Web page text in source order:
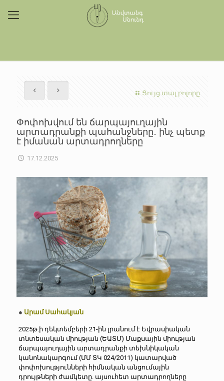
Ցույց տալ բոլորը
Փոփոխվում են ճարպայուղային
արտադրանքի պահանջները․ ինչ պետք
է իմանան արտադրողները
17.12.2025
● Արամ Սահակյան
2025թ.ի դեկտեմբերի 21-ին լրանում է Եվրասիական
տնտեսական միության (ԵԱՏՄ) Մաքսային միության
ճարպայուղային արտադրանքի տեխնիկական
կանոնակարգում (ՄՄ ՏԿ 024/2011) կատարված
փոփոխությունների հիմնական անցումային
դրույթների ժամկետը. այսուհետ արտադրողները